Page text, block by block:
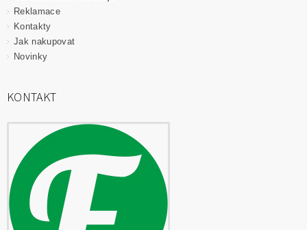
Reklamace
Kontakty
Jak nakupovat
Novinky
KONTAKT